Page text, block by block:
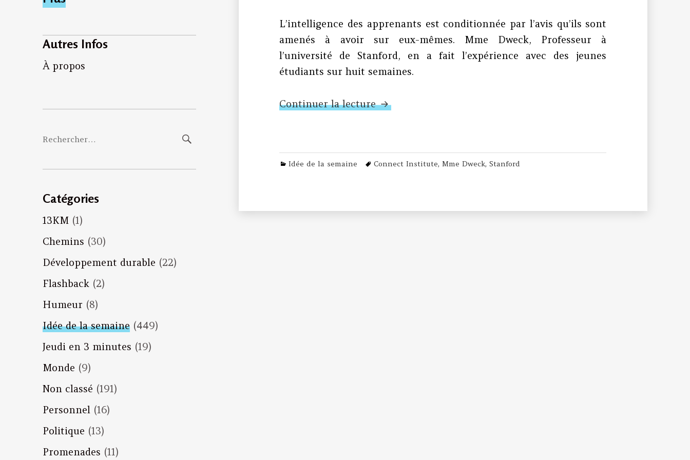
Autres Infos
À propos
Rechercher :
Catégories
13KM(1)
Chemins (30)
Développement durable (22)
Flashback (2)
Humeur (8)
Idée de la semaine(449)
Jeudi en 3 minutes (19)
Monde (9)
Non classé (191)
Personnel (16)
Politique (13)
Promenades (11)
L’intelligence des apprenants est conditionnée par l’avis qu’ils sont
amenés à avoir sur eux-mêmes. Mme Dweck, Professeur à
l’université de Stanford, en a fait l’expérience avec des jeunes
étudiants sur huit semaines.
Continuer la lectureN°78 – L’intelligence
Categories
Idée de la semaine Tags
Connect Institute,Mme Dweck,Stanford